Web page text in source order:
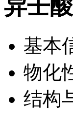
异壬
基本
物化
结构